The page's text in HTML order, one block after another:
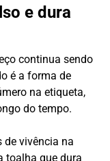
e dura
continua sendo
é a forma de
na etiqueta,
do tempo.
de vivência na
toalha que dura